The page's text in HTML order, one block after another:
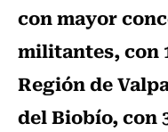
con mayor
militantes, con
Región de
del Biobío, con